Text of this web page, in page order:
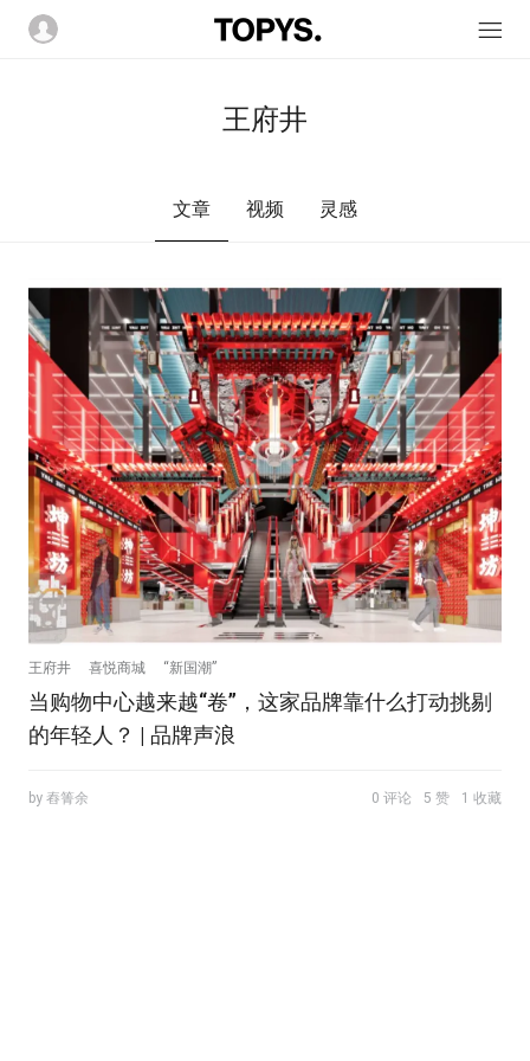
王府井
文章 视频 灵感
王府井 喜悦商城 “新国潮”
当购物中心越来越“卷”，这家品牌靠什么打动挑剔
的年轻人？ | 品牌声浪
by 舂箐余 0 评论 5 赞 1 收藏